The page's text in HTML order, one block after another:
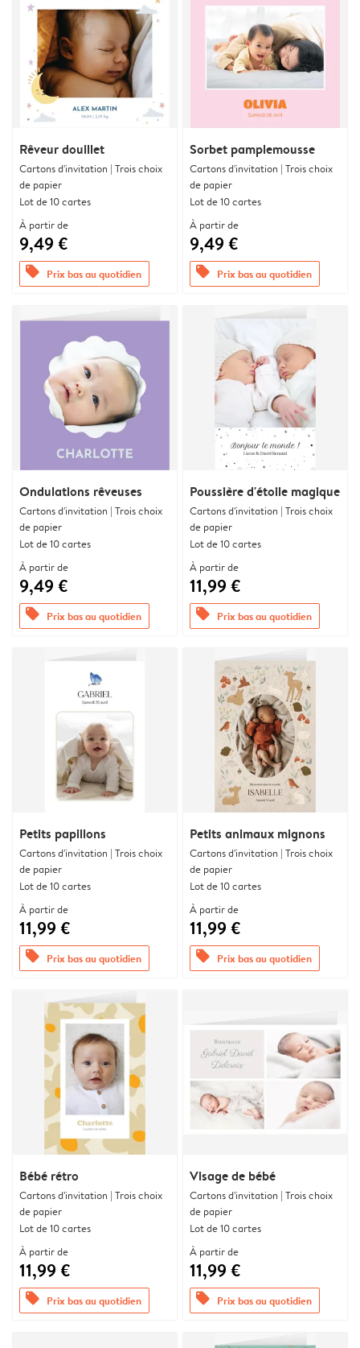
Rêveur douillet
Cartons d'invitation | Trois choix
de papier
Lot de 10 cartes
À partir de
9,49 €
offers Prix bas au quotidien
Sorbet pamplemousse
Cartons d'invitation | Trois choix
de papier
Lot de 10 cartes
À partir de
9,49 €
offers Prix bas au quotidien
Ondulations rêveuses
Cartons d'invitation | Trois choix
de papier
Lot de 10 cartes
À partir de
9,49 €
offers Prix bas au quotidien
Poussière d'étoile magique
Cartons d'invitation | Trois choix
de papier
Lot de 10 cartes
À partir de
11,99 €
offers Prix bas au quotidien
Petits papillons
Cartons d'invitation | Trois choix
de papier
Lot de 10 cartes
À partir de
11,99 €
offers Prix bas au quotidien
Petits animaux mignons
Cartons d'invitation | Trois choix
de papier
Lot de 10 cartes
À partir de
11,99 €
offers Prix bas au quotidien
Bébé rétro
Cartons d'invitation | Trois choix
de papier
Lot de 10 cartes
À partir de
11,99 €
offers Prix bas au quotidien
Visage de bébé
Cartons d'invitation | Trois choix
de papier
Lot de 10 cartes
À partir de
11,99 €
offers Prix bas au quotidien